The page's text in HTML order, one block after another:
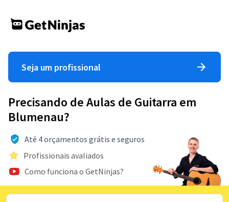
Seja um profissional
Precisando de Aulas de Guitarra em
Blumenau?
Até 4 orçamentos grátis e seguros
Profissionais avaliados
Como funciona o GetNinjas?